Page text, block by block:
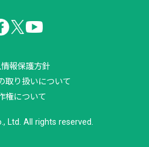
報保護方針
取り扱いについて
権について
Ltd. All rights reserved.